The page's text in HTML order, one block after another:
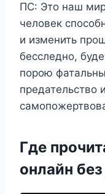
ПС: Это наш
человек
и изменить
бесследно,
порою
предательство
Где
онлайн